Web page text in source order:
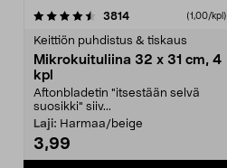
3814arvostelut (1,00/kpl)
Keittiön puhdistus & tiskaus
Mikrokuituliina 32 x 31 cm, 4
kpl
Aftonbladetin "itsestään selvä
suosikki" siiv...
Laji: Harmaa/beige
3,99
4.5viidestä